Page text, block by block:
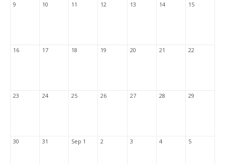
9 10 11 12 13 14 15
16 17 18 19 20 21 22
23 24 25 26 27 28 29
30 31 Sep 1 2 3 4 5